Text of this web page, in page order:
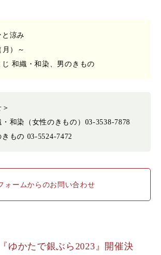
涼み
）～
和織・和染、男のきもの
和染（女性のきもの）03-3538-7878
もの 03-5524-7472
ォームからのお問い合わせ
ゆかたで銀ぶら2023』開催決